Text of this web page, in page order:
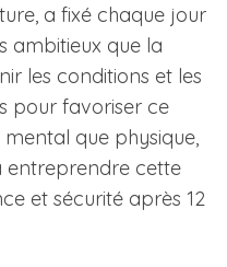
a fixé chaque jour
ambitieux que la
les conditions et les
pour favoriser ce
que physique,
cette
et sécurité après 12